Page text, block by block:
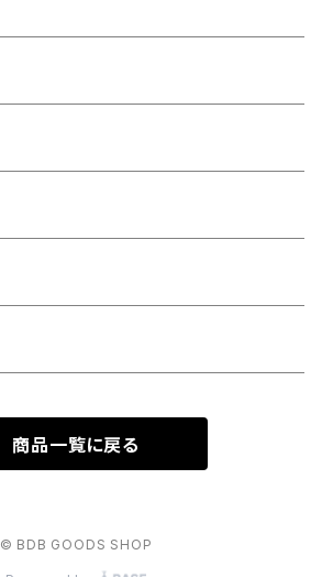
商品一覧に戻る
© BDB GOODS SHOP